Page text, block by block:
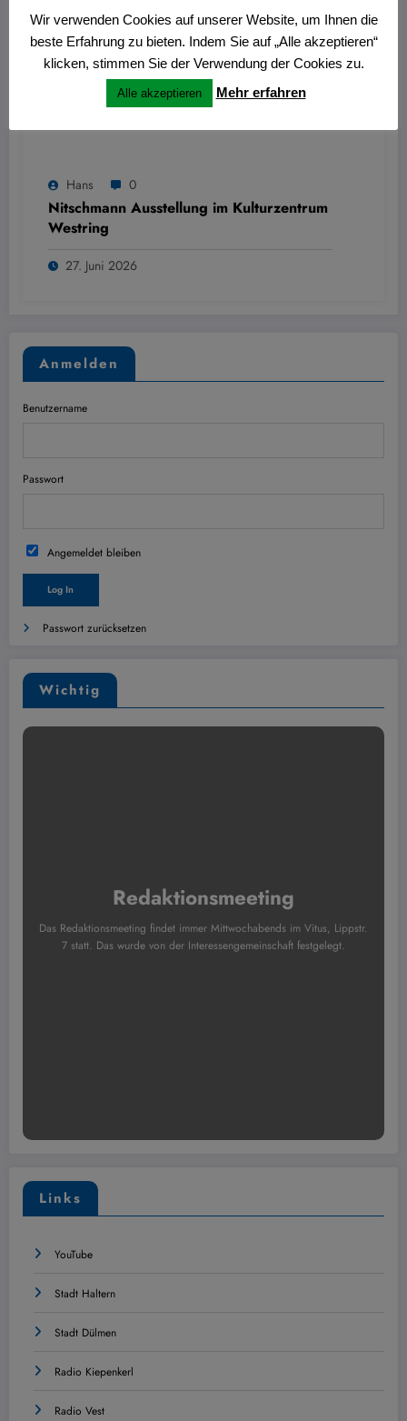
Hans 0
Nitschmann Ausstellung im Kulturzentrum
Westring
27. Juni 2026
Anmelden
Benutzername
Passwort
Angemeldet bleiben
Passwort zurücksetzen
Wichtig
Redaktionsmeeting
Das Redaktionsmeeting findet immer Mittwochabends im Vitus, Lippstr.
7 statt. Das wurde von der Interessengemeinschaft festgelegt.
Links
YouTube
Stadt Haltern
Stadt Dülmen
Radio Kiepenkerl
Radio Vest
Wir verwenden Cookies auf unserer Website, um Ihnen die
beste Erfahrung zu bieten. Indem Sie auf „Alle akzeptieren“
klicken, stimmen Sie der Verwendung der Cookies zu.
Alle akzeptieren Mehr erfahren